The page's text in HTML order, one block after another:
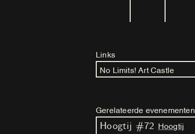
Links
No Limits! Art Castle
Gerelateerde evenementen
Hoogtij #72 Hoogtij